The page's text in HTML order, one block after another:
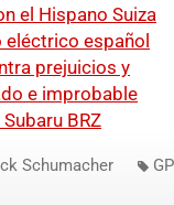
el Hispano Suiza
español
prejuicios y
e improbable
BRZ
Schumacher